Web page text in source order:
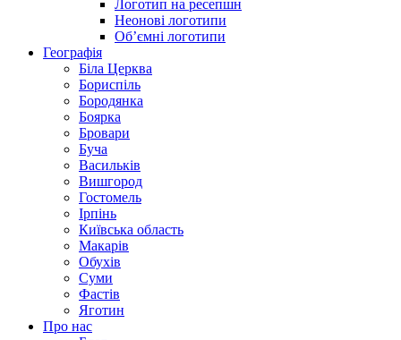
Логотип на ресепшн
Неонові логотипи
Об’ємні логотипи
Географія
Біла Церква
Бориспіль
Бородянка
Боярка
Бровари
Буча
Васильків
Вишгород
Гостомель
Ірпінь
Київська область
Макарів
Обухів
Суми
Фастів
Яготин
Про нас